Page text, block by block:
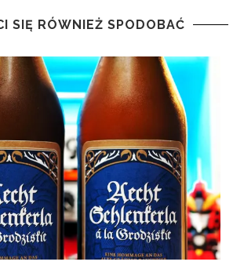
SIĘ RÓWNIEŻ SPODOBAĆ